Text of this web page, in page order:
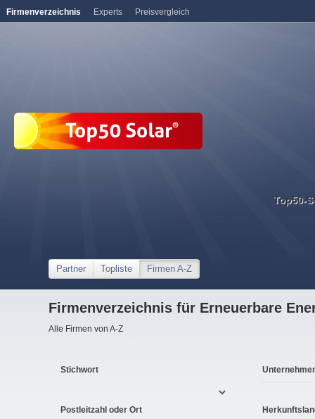
Top50-
Partner Topliste Firmen A-Z
Firmenverzeichnis für Erneuerbare
Alle Firmen von A-Z
Stichwort
Postleitzahl oder Ort
Firmenverzeichnis Experts Preisvergleich